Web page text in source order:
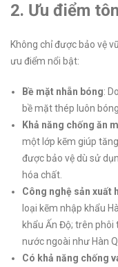
2. Ưu điểm
Không chỉ được bảo vệ
ưu điểm nổi bật:
Bề mặt nhẵn bóng:
bề mặt thép luôn
Khả năng chống ăn
một lớp kẽm giúp
được bảo vệ dù sử
hóa chất.
Công nghệ sản xuất
loại kẽm nhập khẩu
khẩu Ấn Độ; trên
nước ngoài như Hàn
Có khả năng chống